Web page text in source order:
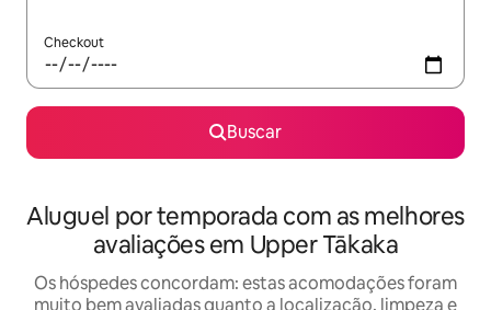
Checkout
Buscar
Aluguel por temporada com as melhores
avaliações em Upper Tākaka
Os hóspedes concordam: estas acomodações foram
muito bem avaliadas quanto a localização, limpeza e